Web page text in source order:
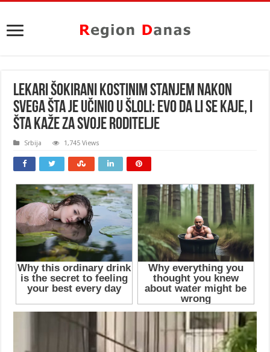
LEKARI ŠOKIRANI KOSTINIM STANJEM NAKON
SVEGA ŠTA JE UČINIO U ŠLOLI: Evo da li se kaje, i
šta kaže za svoje roditelje
Srbija 1,745 Views